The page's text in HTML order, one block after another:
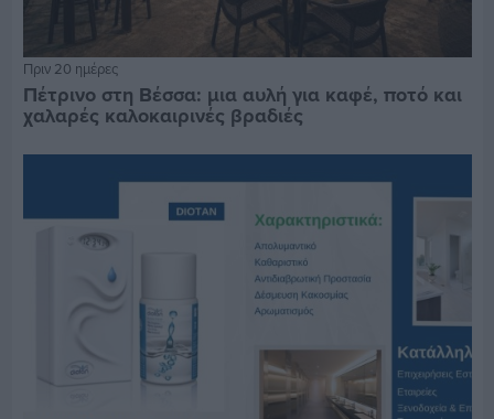
Πριν 20 ημέρες
Πέτρινο στη Βέσσα: μια αυλή για καφέ, ποτό και
χαλαρές καλοκαιρινές βραδιές